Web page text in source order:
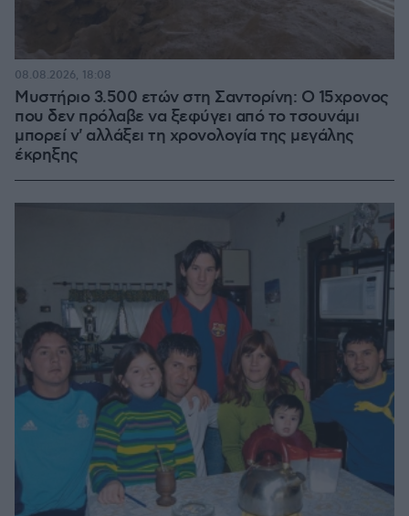
Μυστήριο 3.500 ετών στη Σαντορίνη: Ο 15χρονος
που δεν πρόλαβε να ξεφύγει από το τσουνάμι
μπορεί ν' αλλάξει τη χρονολογία της μεγάλης
έκρηξης
08.08.2026, 18:08